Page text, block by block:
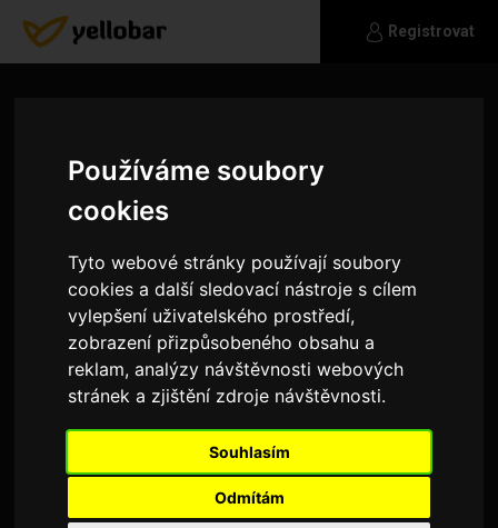
Používáme soubory
cookies
Tyto webové stránky používají soubory
cookies a další sledovací nástroje s cílem
vylepšení uživatelského prostředí,
zobrazení přizpůsobeného obsahu a
reklam, analýzy návštěvnosti webových
stránek a zjištění zdroje návštěvnosti.
Souhlasím
Odmítám
Registrovat
coon.tom
Muž a pes - hledáme přítele do smečky :-) Sport
(běh, plavání,...), turistika a příroda, filmy,
divadlo